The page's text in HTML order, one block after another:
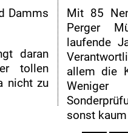
Damms
daran
tollen
nicht zu
Mit 85
Perger
laufende
allem die
sonst